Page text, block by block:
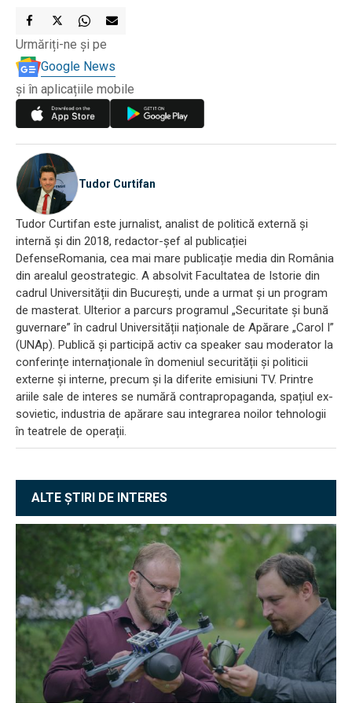
Urmăriți-ne și pe
Google News
și în aplicațiile mobile
Tudor Curtifan
Tudor Curtifan este jurnalist, analist de politică externă și
internă și din 2018, redactor-șef al publicației
DefenseRomania, cea mai mare publicație media din România
din arealul geostrategic. A absolvit Facultatea de Istorie din
cadrul Universității din București, unde a urmat și un program
de masterat. Ulterior a parcurs programul „Securitate și bună
guvernare” în cadrul Universității naționale de Apărare „Carol I”
(UNAp). Publică și participă activ ca speaker sau moderator la
conferințe internaționale în domeniul securității și politicii
externe și interne, precum și la diferite emisiuni TV. Printre
ariile sale de interes se numără contrapropaganda, spațiul ex-
sovietic, industria de apărare sau integrarea noilor tehnologii
în teatrele de operații.
ALTE ȘTIRI DE INTERES